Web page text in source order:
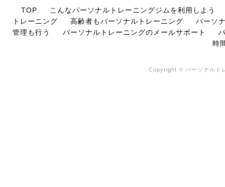
TOP
こんなパーソナルトレーニングジムを利用しよう
トレーニング
高齢者もパーソナルトレーニング
パーソ
管理も行う
パーソナルトレーニングのメールサポート
時
Copyright © パーソナルト